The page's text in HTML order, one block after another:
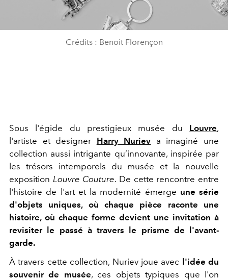
Crédits : Benoit Florençon
Sous l'égide du prestigieux musée du Louvre,
l'artiste et designer Harry Nuriev a imaginé une
collection aussi intrigante qu’innovante, inspirée par
les trésors intemporels du musée et la nouvelle
exposition Louvre Couture. De cette rencontre entre
l'histoire de l'art et la modernité émerge une série
d'objets uniques, où chaque pièce raconte une
histoire, où chaque forme devient une invitation à
revisiter le passé à travers le prisme de l'avant-
garde.
À travers cette collection, Nuriev joue avec l'idée du
souvenir de musée, ces objets typiques que l'on